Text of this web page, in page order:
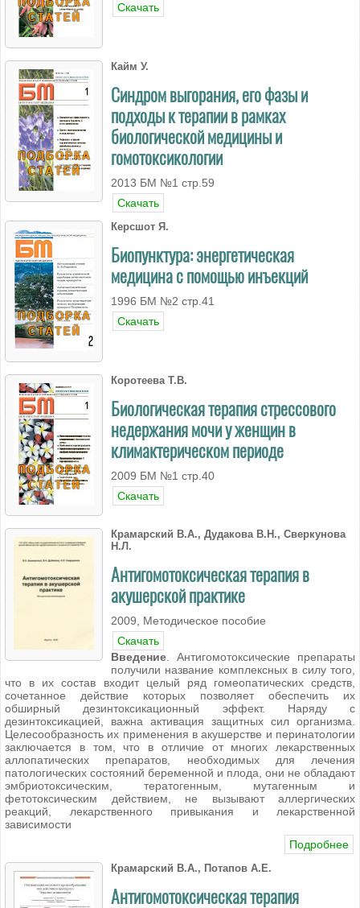
Скачать
Кайм У.
Синдром выгорания, его фазы и
подходы к терапии в рамках
биологической медицины и
гомотоксикологии
2013 БМ №1 стр.59
Скачать
Керcшот Я.
Биопунктура: энергетическая
медицина с помощью инъекций
1996 БМ №2 стр.41
Скачать
Коротеева Т.В.
Биологическая терапия стрессового
недержания мочи у женщин в
климактерическом периоде
2009 БМ №1 стр.40
Скачать
Крамарский В.А., Дудакова В.Н., Сверкунова
Н.Л.
Антигомотоксическая терапия в
акушерской практике
2009, Методическое пособие
Скачать
Введение . Антигомотоксические препараты
получили название комплексных в силу того,
что в их состав входит целый ряд гомеопатических средств,
сочетанное действие которых позволяет обеспечить их
обширный дезинтоксикационный эффект. Наряду с
дезинтоксикацией, важна активация защитных сил организма.
Целесообразность их применения в акушерстве и перинатологии
заключается в том, что в отличие от многих лекарственных
аллопатических препаратов, необходимых для лечения
патологических состояний беременной и плода, они не обладают
эмбриотоксическим, тератогенным, мутагенным и
фетотоксическим действием, не вызывают аллергических
реакций, лекарственного привыкания и лекарственной
зависимости
Подробнее
Крамарский В.А., Потапов А.Е.
Антигомотоксическая терапия